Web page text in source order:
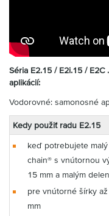
Séria E2.15 / E2i.15 /
aplikácií:
Vodorovné: samonosné
Kedy použiť radu E2.15
keď potrebujete
chain® s vnútornou
15 mm a malým
pre vnútorné šírky
mm